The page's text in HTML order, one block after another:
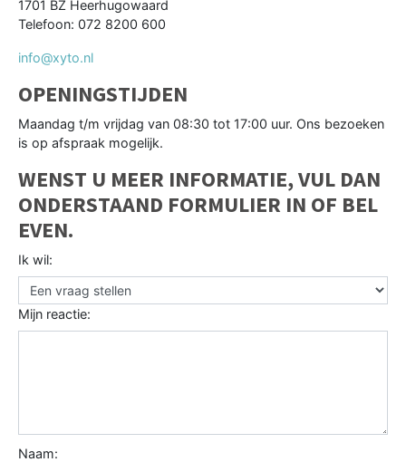
1701 BZ Heerhugowaard
Telefoon: 072 8200 600
info@xyto.nl
OPENINGSTIJDEN
Maandag t/m vrijdag van 08:30 tot 17:00 uur. Ons bezoeken
is op afspraak mogelijk.
WENST U MEER INFORMATIE, VUL DAN
ONDERSTAAND FORMULIER IN OF BEL
EVEN.
Ik wil:
Mijn reactie:
Naam: